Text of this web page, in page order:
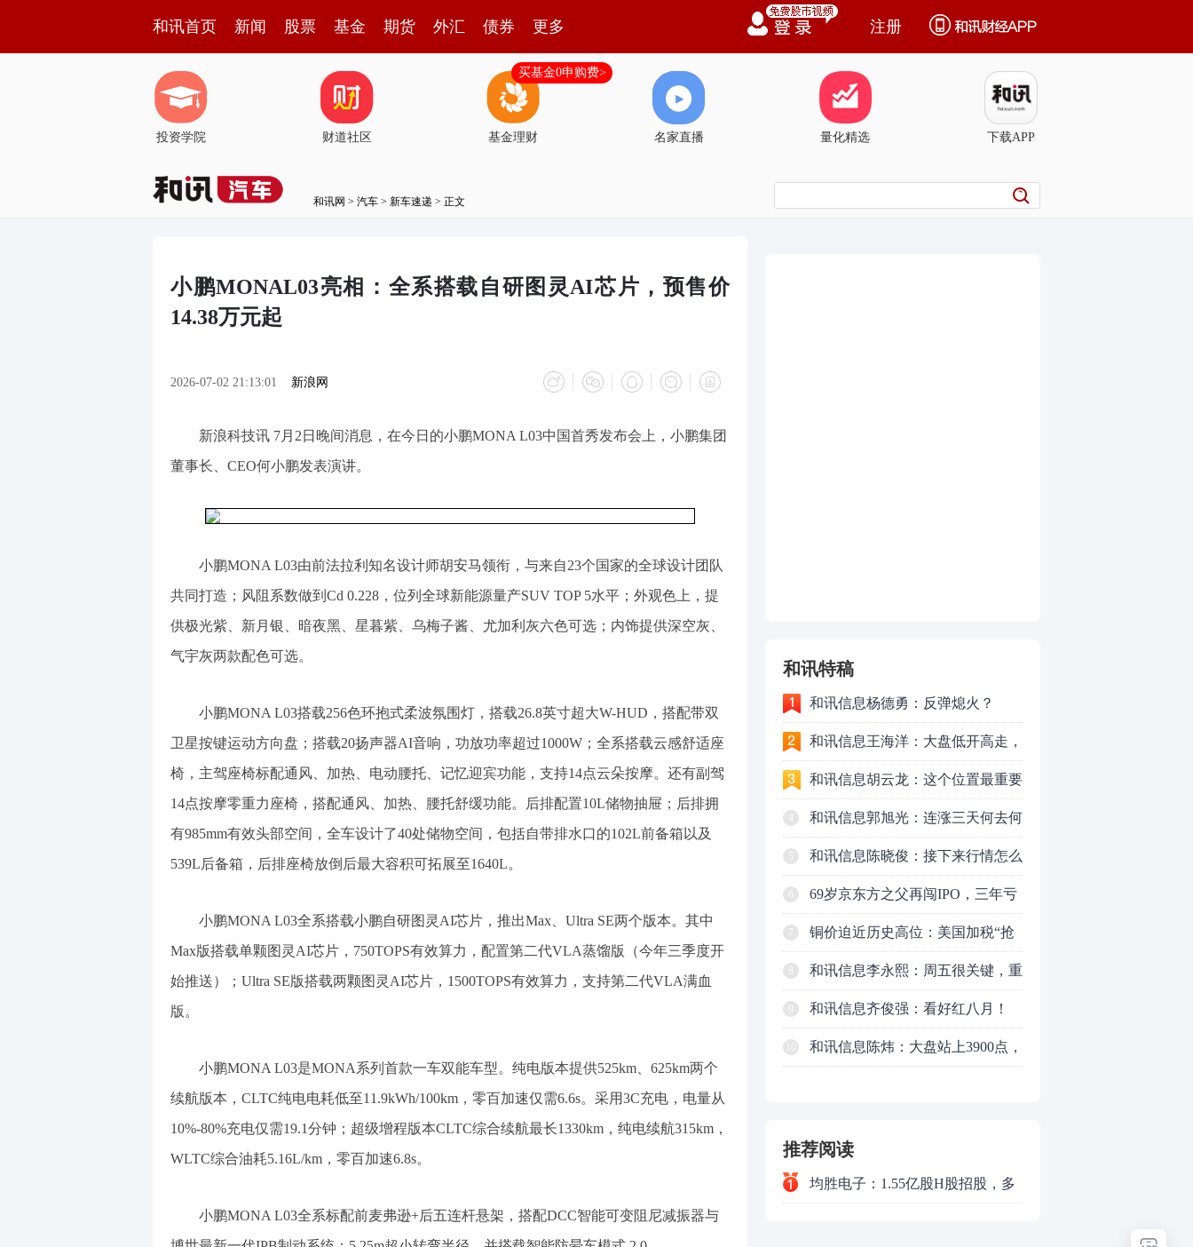
和讯首页 新闻 股票 基金 期货 外汇 债券 更多 注册
投资学院 财道社区 基金理财
买基金0申购费>
名家直播 量化精选 下载APP
和讯网 > 汽车 > 新车速递 > 正文
小鹏MONAL03亮相：全系搭载自研图灵AI芯片，预售价
14.38万元起
2026-07-02 21:13:01 新浪网
新浪科技讯 7月2日晚间消息，在今日的小鹏MONA L03中国首秀发布会上，小鹏集团
董事长、CEO何小鹏发表演讲。
小鹏MONA L03由前法拉利知名设计师胡安马领衔，与来自23个国家的全球设计团队
共同打造；风阻系数做到Cd 0.228，位列全球新能源量产SUV TOP 5水平；外观色上，提
供极光紫、新月银、暗夜黑、星暮紫、乌梅子酱、尤加利灰六色可选；内饰提供深空灰、
气宇灰两款配色可选。
小鹏MONA L03搭载256色环抱式柔波氛围灯，搭载26.8英寸超大W-HUD，搭配带双
卫星按键运动方向盘；搭载20扬声器AI音响，功放功率超过1000W；全系搭载云感舒适座
椅，主驾座椅标配通风、加热、电动腰托、记忆迎宾功能，支持14点云朵按摩。还有副驾
14点按摩零重力座椅，搭配通风、加热、腰托舒缓功能。后排配置10L储物抽屉；后排拥
有985mm有效头部空间，全车设计了40处储物空间，包括自带排水口的102L前备箱以及
539L后备箱，后排座椅放倒后最大容积可拓展至1640L。
小鹏MONA L03全系搭载小鹏自研图灵AI芯片，推出Max、Ultra SE两个版本。其中
Max版搭载单颗图灵AI芯片，750TOPS有效算力，配置第二代VLA蒸馏版（今年三季度开
始推送）；Ultra SE版搭载两颗图灵AI芯片，1500TOPS有效算力，支持第二代VLA满血
版。
小鹏MONA L03是MONA系列首款一车双能车型。纯电版本提供525km、625km两个
续航版本，CLTC纯电电耗低至11.9kWh/100km，零百加速仅需6.6s。采用3C充电，电量从
10%-80%充电仅需19.1分钟；超级增程版本CLTC综合续航最长1330km，纯电续航315km，
WLTC综合油耗5.16L/km，零百加速6.8s。
小鹏MONA L03全系标配前麦弗逊+后五连杆悬架，搭配DCC智能可变阻尼减振器与
和讯特稿
和讯信息杨德勇：反弹熄火？
和讯信息王海洋：大盘低开高走，
反弹结束了吗？
和讯信息胡云龙：这个位置最重要
的是什么？
和讯信息郭旭光：连涨三天何去何
从？主力思维轻松应对
5 和讯信息陈晓俊：接下来行情怎么
走？
69岁京东方之父再闯IPO，三年亏
掉49亿
7 铜价迫近历史高位：美国加税“抢
铜”、中国立法保护
和讯信息李永熙：周五很关键，重
点看科技
和讯信息齐俊强：看好红八月！
和讯信息陈炜：大盘站上3900点，
推荐阅读
均胜电子：1.55亿股H股招股，多